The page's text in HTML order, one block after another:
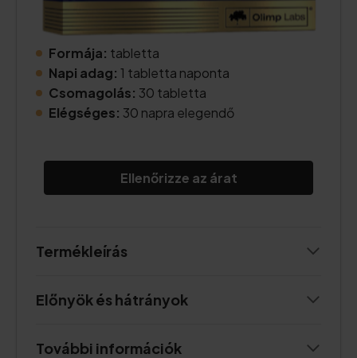
Formája: tabletta
Napi adag: 1 tabletta naponta
Csomagolás: 30 tabletta
Elégséges: 30 napra elegendő
Ellenőrizze az árat
Termékleírás
Előnyök és hátrányok
További információk